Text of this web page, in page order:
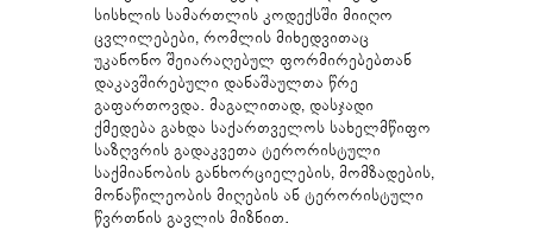
სისხლის სამართლის კოდექსში მიიღო
ცვლილებები, რომლის მიხედვითაც
უკანონო შეიარაღებულ ფორმირებებთან
დაკავშირებული დანაშაულთა წრე
გაფართოვდა. მაგალითად, დასჯადი
ქმედება გახდა საქართველოს სახელმწიფო
საზღვრის გადაკვეთა ტერორისტული
საქმიანობის განხორციელების, მომზადების,
მონაწილეობის მიღების ან ტერორისტული
წვრთნის გავლის მიზნით.